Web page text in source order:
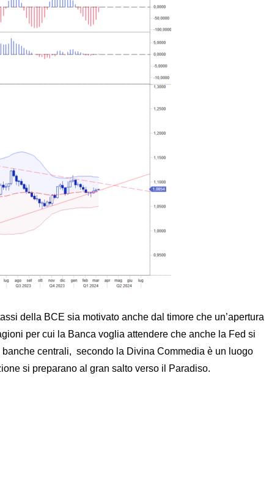
della BCE sia motivato anche dal timore che un’apertura
per cui la Banca voglia attendere che anche la Fed si
centrali, secondo la Divina Commedia è un luogo
si preparano al gran salto verso il Paradiso.